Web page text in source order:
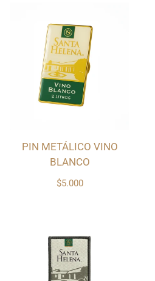
$5.000
PIN METÁLICO VINO
BLANCO